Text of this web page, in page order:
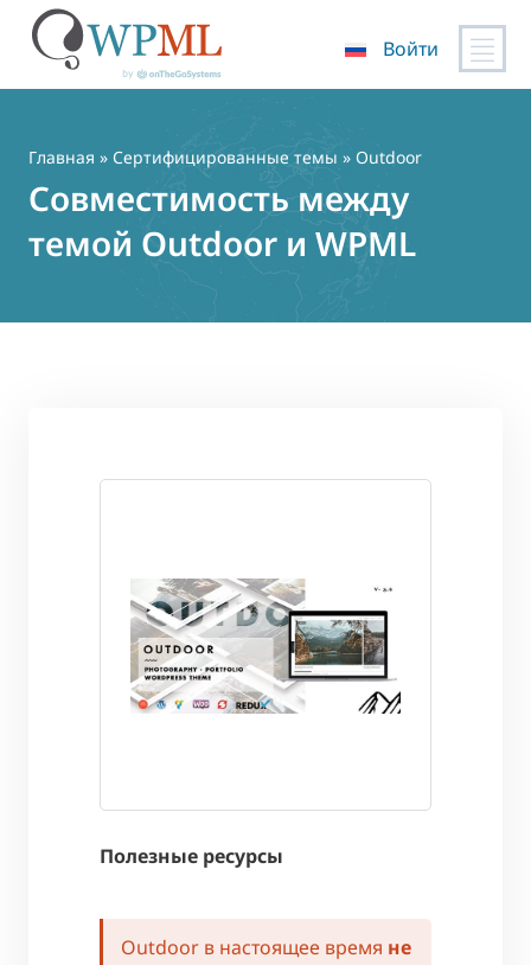
содержимому
Войти
Главная » Сертифицированные темы » Outdoor
Совместимость между
темой Outdoor и WPML
Полезные ресурсы
Outdoor в настоящее время не